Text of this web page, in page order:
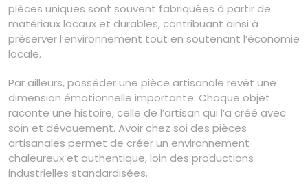
pièces uniques sont souvent fabriquées à partir de
matériaux locaux et durables, contribuant ainsi à
préserver l’environnement tout en soutenant l’économie
locale.
Par ailleurs, posséder une pièce artisanale revêt une
dimension émotionnelle importante. Chaque objet
raconte une histoire, celle de l’artisan qui l’a créé avec
soin et dévouement. Avoir chez soi des pièces
artisanales permet de créer un environnement
chaleureux et authentique, loin des productions
industrielles standardisées.